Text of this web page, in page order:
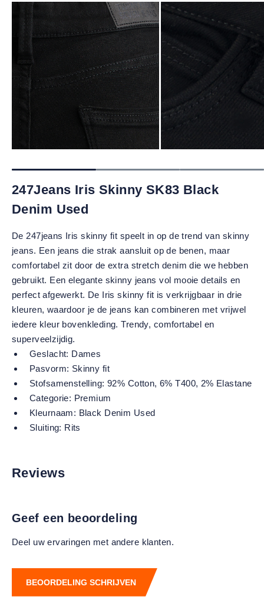
247Jeans Iris Skinny SK83 Black
Denim Used
De 247jeans Iris skinny fit speelt in op de trend van skinny
jeans. Een jeans die strak aansluit op de benen, maar
comfortabel zit door de extra stretch denim die we hebben
gebruikt. Een elegante skinny jeans vol mooie details en
perfect afgewerkt. De Iris skinny fit is verkrijgbaar in drie
kleuren, waardoor je de jeans kan combineren met vrijwel
iedere kleur bovenkleding. Trendy, comfortabel en
superveelzijdig.
Geslacht: Dames
Pasvorm: Skinny fit
Stofsamenstelling: 92% Cotton, 6% T400, 2% Elastane
Categorie: Premium
Kleurnaam: Black Denim Used
Sluiting: Rits
Reviews
Geef een beoordeling
Deel uw ervaringen met andere klanten.
BEOORDELING SCHRIJVEN